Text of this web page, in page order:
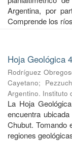
Argentina, por
Comprende los
Hoja Geológica
Rodríguez
Cayetano;
Argentino. Instituto
La Hoja
encuentra
Chubut. Tomando
regiones